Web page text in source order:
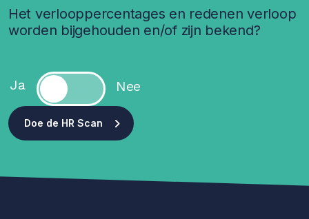
Het verlooppercentages en redenen verloop
worden bijgehouden en/of zijn bekend?
Doe de HR Scan